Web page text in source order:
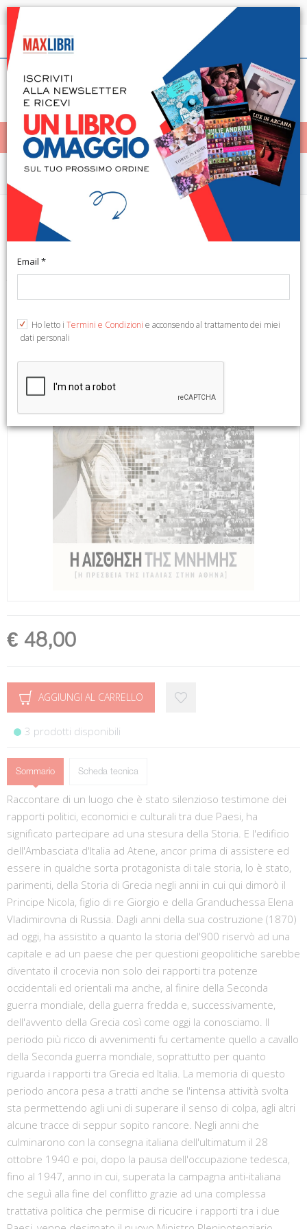
Spedizione in 24h per tutti i libri disponibili
Italiano
< Home
MENÙ
Il Senso della Memoria.
L'ambasciata d'italia
cm 23x29.
€ 48,00
AGGIUNGI AL CARRELLO
3 prodotti disponibili
Sommario Scheda tecnica
Raccontare di un luogo che è stato silenzioso testimone dei
rapporti politici, economici e culturali tra due Paesi, ha
significato partecipare ad una stesura della Storia. E l'edificio
dell'Ambasciata d'Italia ad Atene, ancor prima di assistere ed
essere in qualche sorta protagonista di tale storia, lo è stato,
parimenti, della Storia di Grecia negli anni in cui qui dimorò il
Principe Nicola, figlio di re Giorgio e della Granduchessa Elena
Vladimirovna di Russia. Dagli anni della sua costruzione (1870)
ad oggi, ha assistito a quanto la storia del'900 riservò ad una
capitale e ad un paese che per questioni geopolitiche sarebbe
diventato il crocevia non solo dei rapporti tra potenze
occidentali ed orientali ma anche, al finire della Seconda
guerra mondiale, della guerra fredda e, successivamente,
dell'avvento della Grecia così come oggi la conosciamo. Il
periodo più ricco di avvenimenti fu certamente quello a cavallo
della Seconda guerra mondiale, soprattutto per quanto
riguarda i rapporti tra Grecia ed Italia. La memoria di questo
periodo ancora pesa a tratti anche se l'intensa attività svolta
sta permettendo agli uni di superare il senso di colpa, agli altri
alcune tracce di seppur sopito rancore. Negli anni che
culminarono con la consegna italiana dell'ultimatum il 28
ottobre 1940 e poi, dopo la pausa dell'occupazione tedesca,
fino al 1947, anno in cui, superata la campagna anti-italiana
che seguì alla fine del conflitto grazie ad una complessa
trattativa politica che permise di ricucire i rapporti tra i due
Email *
Ho letto i Termini e Condizioni e acconsendo al trattamento dei miei
dati personali